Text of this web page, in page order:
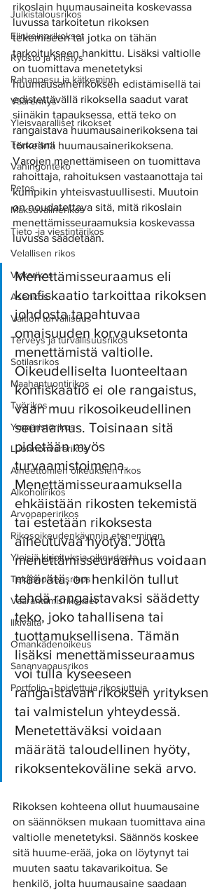
Julkistalousrikos
Elinkeinorikokset
Ryöstö ja kiristys
Rahanpesu ja kätkeminn
Väärennys
Yleisvaaralliset rikokset
Terrorismi
Vahingonteko
Petos
Maksuvälinerikos
Tieto -ja viestintärikos
Velallisen rikos
Virkarikos
Aserikos
Valtion turvallisuus
Terveys ja turvallisuusrikos
Sotilasrikos
Maahantuontirikos
Työrikos
Ympäristörikos
Luonnonvararikos
Aineettomien oikeuksien rikos
Alkoholirikos
Arvopaperirikos
Rikosoikeudenkäynnin eteneminen
Yleisiä kirjoituksia oikeudesta
Tekijänoikeusrikos
Vaarantamisrikokset
Ilkivalta
Omankädenoikeus
Sananvapausrikos
Portfolio - hoidettuja rikosjuttuja
rikoslain huumausaineita koskevassa
luvussa tarkoitetun rikoksen
tekemiseen tai jotka on tähän
tarkoitukseen hankittu. Lisäksi valtiolle
on tuomittava menetetyksi
huumausainerikoksen edistämisellä tai
edistettävällä rikoksella saadut varat
siinäkin tapauksessa, että teko on
rangaistava huumausainerikoksena tai
törkeänä huumausainerikoksena.
Varojen menettämiseen on tuomittava
rahoittaja, rahoituksen vastaanottaja tai
kumpikin yhteisvastuullisesti. Muutoin
on noudatettava sitä, mitä rikoslain
menettämisseuraamuksia koskevassa
luvussa säädetään.
Menettämisseuraamus eli
konfiskaatio tarkoittaa rikoksen
johdosta tapahtuvaa
omaisuuden korvauksetonta
menettämistä valtiolle.
Oikeudelliselta luonteeltaan
konfiskaatio ei ole rangaistus,
vaan muu rikosoikeudellinen
seuraamus. Toisinaan sitä
pidetään myös
turvaamistoimena.
Menettämisseuraamuksella
ehkäistään rikosten tekemistä
tai estetään rikoksesta
aiheutuvaa hyötyä. Jotta
menettämisseuraamus voidaan
määrätä, on henkilön tullut
tehdä rangaistavaksi säädetty
teko, joko tahallisena tai
tuottamuksellisena. Tämän
lisäksi menettämisseuraamus
voi tulla kyseeseen
rangaistavan rikoksen yrityksen
tai valmistelun yhteydessä.
Menetettäväksi voidaan
määrätä taloudellinen hyöty,
rikoksentekoväline sekä arvo.
Rikoksen kohteena ollut huumausaine
on säännöksen mukaan tuomittava aina
valtiolle menetetyksi. Säännös koskee
sitä huume-erää, joka on löytynyt tai
muuten saatu takavarikoitua. Se
henkilö, jolta huumausaine saadaan